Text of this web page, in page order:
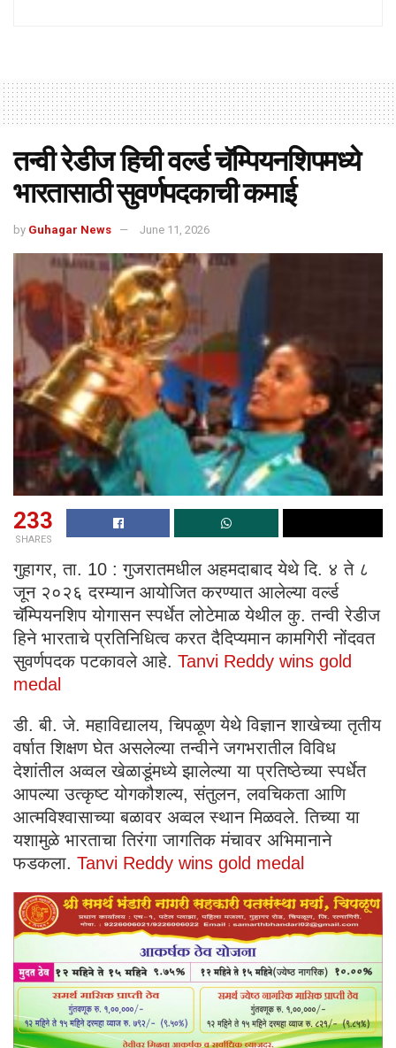
तन्वी रेडीज हिची वर्ल्ड चॅम्पियनशिपमध्ये
भारतासाठी सुवर्णपदकाची कमाई
by Guhagar News June 11, 2026
233
SHARES
गुहागर, ता. 10 : गुजरातमधील अहमदाबाद येथे दि. ४ ते ८
जून २०२६ दरम्यान आयोजित करण्यात आलेल्या वर्ल्ड
चॅम्पियनशिप योगासन स्पर्धेत लोटेमाळ येथील कु. तन्वी रेडीज
हिने भारताचे प्रतिनिधित्व करत दैदिप्यमान कामगिरी नोंदवत
सुवर्णपदक पटकावले आहे. Tanvi Reddy wins gold
medal
डी. बी. जे. महाविद्यालय, चिपळूण येथे विज्ञान शाखेच्या तृतीय
वर्षात शिक्षण घेत असलेल्या तन्वीने जगभरातील विविध
देशांतील अव्वल खेळाडूंमध्ये झालेल्या या प्रतिष्ठेच्या स्पर्धेत
आपल्या उत्कृष्ट योगकौशल्य, संतुलन, लवचिकता आणि
आत्मविश्वासाच्या बळावर अव्वल स्थान मिळवले. तिच्या या
यशामुळे भारताचा तिरंगा जागतिक मंचावर अभिमानाने
फडकला. Tanvi Reddy wins gold medal